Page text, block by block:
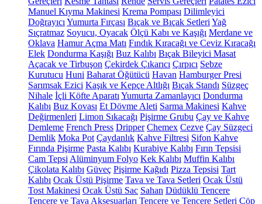
Manuel Kıyma Makinesi Krema Pompası Dilimleyici
Doğrayıcı Yumurta Fırçası Bıçak ve Bıçak Setleri Yağ
Sıçratmaz Soyucu, Oyacak Ölçü Kabı ve Kaşığı Merdane ve
Oklava Hamur Açma Matı Fındık Kıracağı ve Ceviz Kıracağı
Elek Dondurma Kaşığı Buz Kalıbı Bıçak Bileyici Masat
Açacak ve Tirbuşon Çekirdek Çıkarıcı Çırpıcı Sebze
Kurutucu Huni Baharat Öğütücü Havan Hamburger Presi
Sarımsak Ezici Kaşık ve Kepçe Altlığı Bıçak Standı Süzgeç
Nihale İçli Köfte Aparatı Yumurta Zamanlayıcı Dondurma
Kalıbı Buz Kovası Et Dövme Aleti Sarma Makinesi Kahve
Değirmenleri Limon Sıkacağı Pişirme Grubu Çay ve Kahve
Demleme French Press Dripper Chemex Cezve Çay Süzgeci
Demlik Moka Pot Çaydanlık Kahve Filtresi Sifon Kahve
Fırında Pişirme Pasta Kalıbı Kurabiye Kalıbı Fırın Tepsisi
Cam Tepsi Alüminyum Folyo Kek Kalıbı Muffin Kalıbı
Çikolata Kalıbı Güveç Pişirme Kağıdı Pizza Tepsisi Tart
Kalıbı Ocak Üstü Pişirme Tava ve Tava Setleri Ocak Üstü
Tost Makinesi Ocak Üstü Sac Sahan Düdüklü Tencere
Tencere ve Tava Aksesuarları Tencere ve Tencere Setleri Çöp